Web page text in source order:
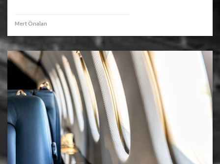
Mert Önalan